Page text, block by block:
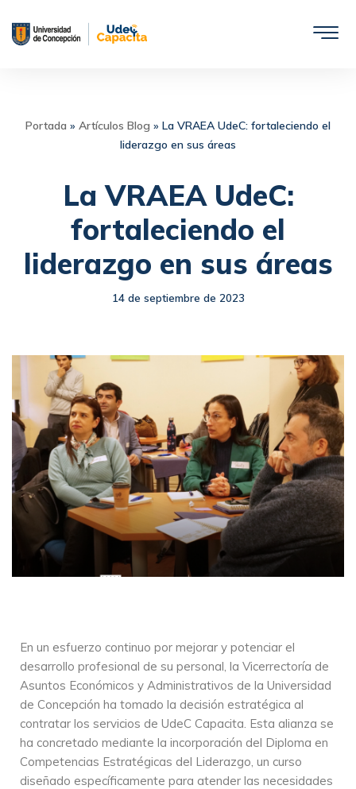
Saltar
Portada » Artículos Blog » La VRAEA UdeC: fortaleciendo el
liderazgo en sus áreas
La VRAEA UdeC:
fortaleciendo el
liderazgo en sus áreas
14 de septiembre de 2023
En un esfuerzo continuo por mejorar y potenciar el
desarrollo profesional de su personal, la Vicerrectoría de
Asuntos Económicos y Administrativos de la Universidad
de Concepción ha tomado la decisión estratégica al
contratar los servicios de UdeC Capacita. Esta alianza se
ha concretado mediante la incorporación del Diploma en
Competencias Estratégicas del Liderazgo, un curso
diseñado específicamente para atender las necesidades